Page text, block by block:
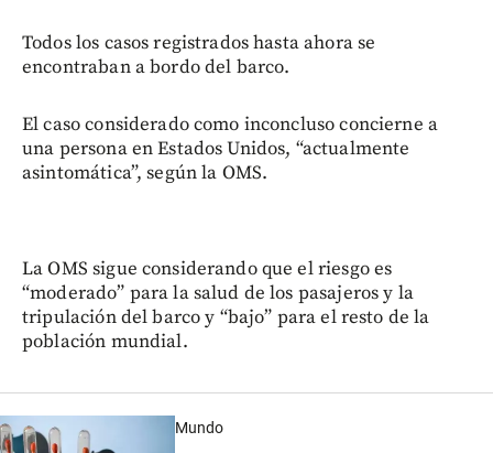
Todos los casos registrados hasta ahora se
encontraban a bordo del barco.
El caso considerado como inconcluso concierne a
una persona en Estados Unidos, “actualmente
asintomática”, según la OMS.
La OMS sigue considerando que el riesgo es
“moderado” para la salud de los pasajeros y la
tripulación del barco y “bajo” para el resto de la
población mundial.
Mundo